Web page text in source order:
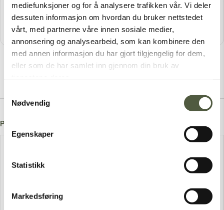
mediefunksjoner og for å analysere trafikken vår. Vi deler
dessuten informasjon om hvordan du bruker nettstedet
vårt, med partnerne våre innen sosiale medier,
annonsering og analysearbeid, som kan kombinere den
med annen informasjon du har gjort tilgjengelig for dem,
eller som de har samlet inn gjennom din bruk av
Nødvendig
Egenskaper
Statistikk
Markedsføring
Get
Direc
tions
Address - Juletrefest i Heggeriset, kanskje kommer
Destination
Post A Comment